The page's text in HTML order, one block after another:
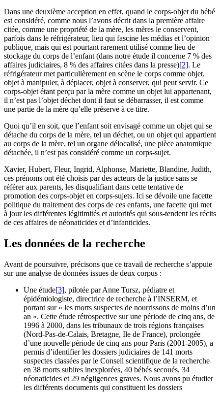
Dans une deuxième acception en effet, quand le corps-objet du bébé
est considéré, comme nous l’avons décrit dans la première affaire
citée, comme une propriété de la mère, les mères le conservent,
parfois dans le réfrigérateur, lieu qui fascine les médias et l’opinion
publique, mais qui est pourtant rarement utilisé comme lieu de
stockage du corps de l’enfant (dans notre étude il concerne 7 % des
affaires judiciaires, 8 % des affaires citées dans la presse)[2]. Le
réfrigérateur met particulièrement en scène le corps comme objet,
objet à manipuler, à déplacer, objet à conserver, qui peut servir. Ce
corps-objet étant perçu par la mère comme un objet lui appartenant,
il n’est pas l’objet déchet dont il faut se débarrasser, il est comme
une partie de la mère qu’elle préserve à ce titre.
Quoi qu’il en soit, que l’enfant soit envisagé comme un objet qui se
détache du corps de la mère, tel un déchet, ou un objet qui appartient
au corps de la mère, tel un organe délocalisé, une pièce anatomique
détachée, il n’est pas considéré comme un corps-sujet.
Xavier, Hubert, Fleur, Ingrid, Alphonse, Mariette, Blandine, Judith,
ces prénoms ont été choisis par des acteurs de la justice sans se
référer aux parents, les disqualifiant dans cette tentative de
promotion des corps-objet en corps-sujets. Ici se dévoile une facette
politique du traitement des corps de ces enfants, une facette qui met
à jour les différentes légitimités et autorités qui sous-tendent les récits
de ces affaires de néonaticides et d’infanticides.
Les données de la recherche
Avant de poursuivre, précisons que ce travail de recherche s’appuie
sur une analyse de données issues de deux corpus :
Une étude[3], pilotée par Anne Tursz, pédiatre et
épidémiologiste, directrice de recherche à l’INSERM, et
portant sur « les morts suspectes de nourrissons de moins d’un
an ». Cette étude rétrospective sur une période de cinq ans, de
1996 à 2000, dans les tribunaux de trois régions françaises
(Nord-Pas-de-Calais, Bretagne, Ile de France), prolongée
d’une nouvelle période de cinq ans pour Paris (2001-2005), a
permis d’identifier les dossiers judiciaires de 141 morts
suspectes classées par le Conseil scientifique de la recherche
en 38 morts subites inexplorées, 40 bébés secoués, 34
néonaticides et 29 négligences graves. Nous avons pu étudier
les différents documents qui constituent les dossiers